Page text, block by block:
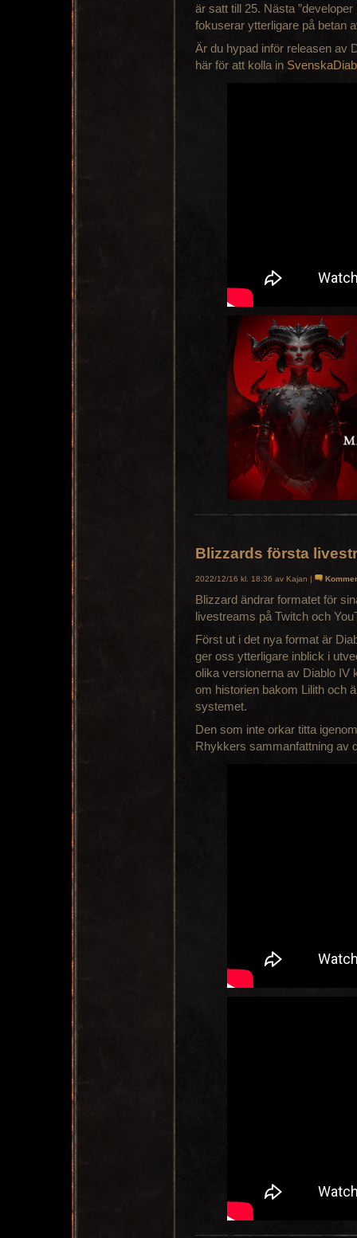
är satt till 25. Nästa
fokuserar ytterligare på betan
Är du hypad inför releasen av
här för att kolla in
Blizzards första
2022/12/16 kl. 18:36 av Kajan |
Blizzard ändrar formatet för
livestreams på Twitch och
Först ut i det nya format är
ger oss ytterligare inblick i
olika versionerna av Diablo IV
om historien bakom Lilith och
systemet.
Den som inte orkar titta
Rhykkers sammanfattning av